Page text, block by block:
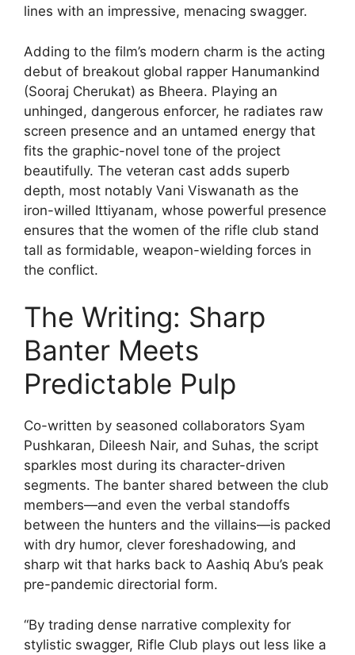
lines with an impressive, menacing swagger.
Adding to the film’s modern charm is the acting
debut of breakout global rapper Hanumankind
(Sooraj Cherukat) as Bheera. Playing an
unhinged, dangerous enforcer, he radiates raw
screen presence and an untamed energy that
fits the graphic-novel tone of the project
beautifully. The veteran cast adds superb
depth, most notably Vani Viswanath as the
iron-willed Ittiyanam, whose powerful presence
ensures that the women of the rifle club stand
tall as formidable, weapon-wielding forces in
the conflict.
The Writing: Sharp
Banter Meets
Predictable Pulp
Co-written by seasoned collaborators Syam
Pushkaran, Dileesh Nair, and Suhas, the script
sparkles most during its character-driven
segments. The banter shared between the club
members—and even the verbal standoffs
between the hunters and the villains—is packed
with dry humor, clever foreshadowing, and
sharp wit that harks back to Aashiq Abu’s peak
pre-pandemic directorial form.
“By trading dense narrative complexity for
stylistic swagger, Rifle Club plays out less like a